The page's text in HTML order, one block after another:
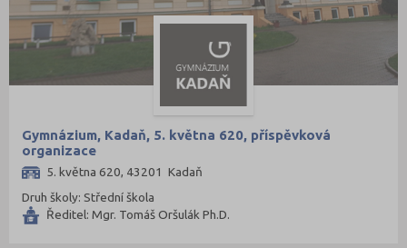
Karlovy Vary (93)
Karviná (145)
Kladno (129)
Kolín (77)
Kroměříž (96)
Kutná Hora (66)
Liberec (138)
Gymnázium, Kadaň, 5. května 620, příspěvková
organizace
5. května 620, 43201 Kadaň
Druh školy: Střední škola
Ředitel: Mgr. Tomáš Oršulák Ph.D.